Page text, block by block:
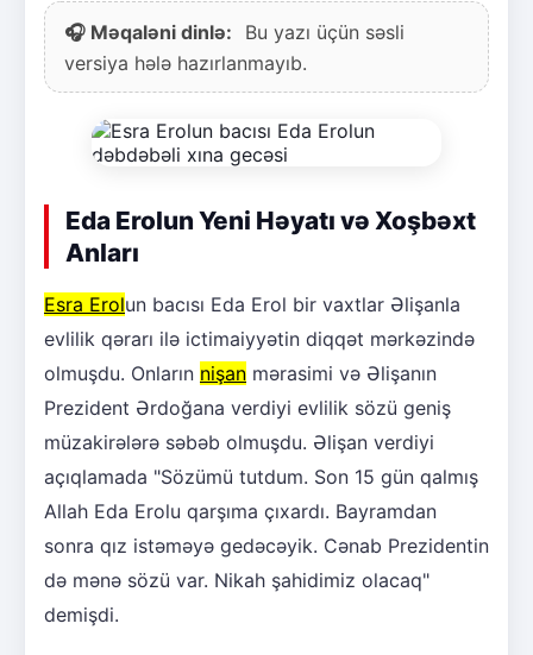
🎧 Məqaləni dinlə:
Bu yazı üçün səsli
versiya hələ hazırlanmayıb.
Eda Erolun Yeni Həyatı və Xoşbəxt
Anları
Esra Erolun bacısı Eda Erol bir vaxtlar Əlişanla
evlilik qərarı ilə ictimaiyyətin diqqət mərkəzində
olmuşdu. Onların nişan mərasimi və Əlişanın
Prezident Ərdoğana verdiyi evlilik sözü geniş
müzakirələrə səbəb olmuşdu. Əlişan verdiyi
açıqlamada "Sözümü tutdum. Son 15 gün qalmış
Allah Eda Erolu qarşıma çıxardı. Bayramdan
sonra qız istəməyə gedəcəyik. Cənab Prezidentin
də mənə sözü var. Nikah şahidimiz olacaq"
demişdi.